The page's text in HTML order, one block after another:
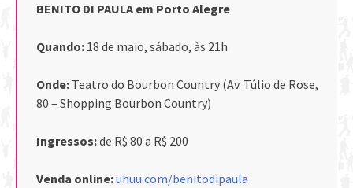
BENITO DI PAULA em Porto Alegre
Quando: 18 de maio, sábado, às 21h
Onde: Teatro do Bourbon Country (Av. Túlio de Rose,
80 – Shopping Bourbon Country)
Ingressos:de R$ 80 a R$ 200
Venda online:uhuu.com/benitodipaula